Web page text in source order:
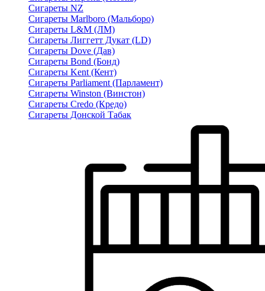
Сигареты NZ
Сигареты Marlboro (Мальборо)
Сигареты L&M (ЛМ)
Сигареты Лиггетт Дукат (LD)
Сигареты Dove (Дав)
Сигареты Bond (Бонд)
Сигареты Kent (Кент)
Сигареты Parliament (Парламент)
Сигареты Winston (Винстон)
Сигареты Credo (Кредо)
Сигареты Донской Табак